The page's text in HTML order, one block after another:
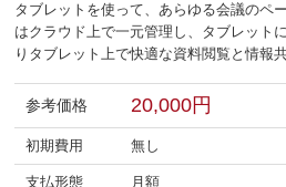
タブレットを使って、あらゆる会議のペ
はクラウド上で一元管理し、タブレット
りタブレット上で快適な資料閲覧と情報
参考価格 20,000円
初期費用 無し
支払形態 月額